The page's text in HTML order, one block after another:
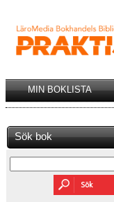
MIN BOKLISTA
Sök bok